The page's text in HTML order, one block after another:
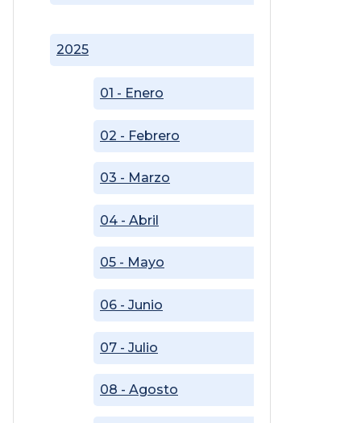
2025
01 - Enero
02 - Febrero
03 - Marzo
04 - Abril
05 - Mayo
06 - Junio
07 - Julio
08 - Agosto